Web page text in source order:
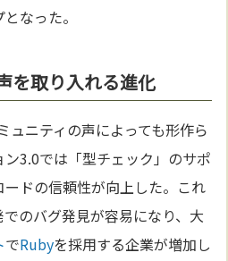
なった。
を取り入れる進化
ュニティの声によっても形作ら
3.0では「型チェック」のサポ
ドの信頼性が向上した。これ
のバグ発見が容易になり、大
でRubyを採用する企業が増加し